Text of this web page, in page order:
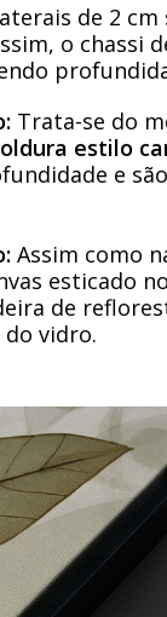
de 2
o chassi
Trata-se do
estilo
e
Assim como
esticado
de
vidro.